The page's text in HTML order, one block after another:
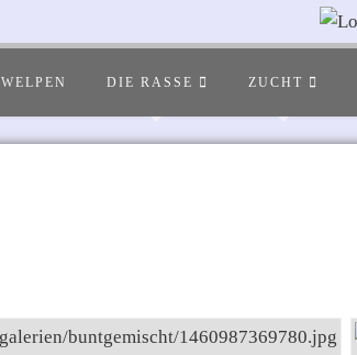
WELPEN DIE RASSE ZUCHT